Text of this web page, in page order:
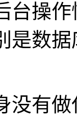
操作
是数
有做